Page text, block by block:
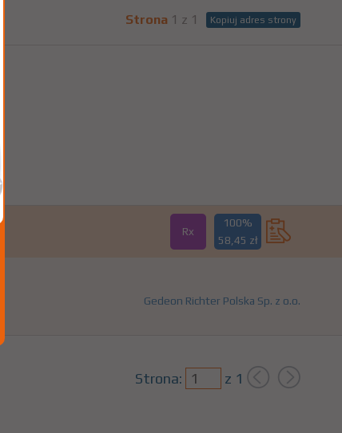
Kopiuj adres strony
Strona 1 z 1
Rx
100%
58,45 zł
Gedeon Richter Polska Sp. z o.o.
Strona: z 1